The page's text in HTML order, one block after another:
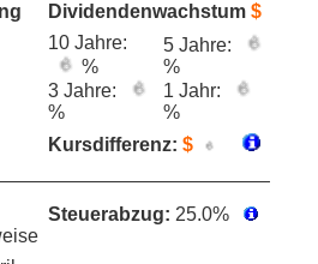
Dividendenwachstum $
10 Jahre:
%
5 Jahre:
%
3 Jahre:
%
1 Jahr:
%
Kursdifferenz: $
Steuerabzug: 25.0%